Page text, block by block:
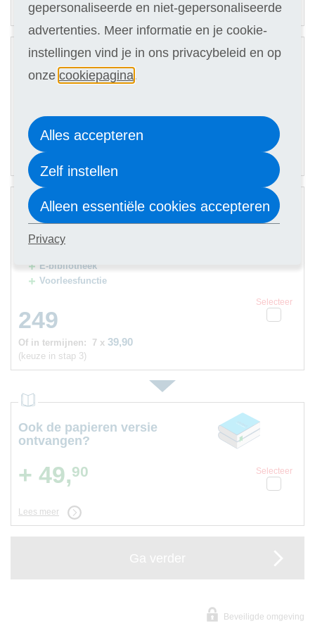
(keuze in stap 3)
Digitale cursus
Hulp docent
229
Of in termijnen:
(keuze in stap 3)
2
Digitale cursus
Hulp docent
E-bibliotheek
Voorleesfunctie
249
Selecteer
Of in termijnen: 7 x 39,90
(keuze in stap 3)
Ook de papieren versie
ontvangen?
Selecteer
+ 49,90
Lees meer
Beveiligde omgeving
gepersonaliseerde en niet-gepersonaliseerde
advertenties. Meer informatie en je cookie-
instellingen vind je in ons privacybeleid en op
onze cookiepagina.
Alles accepteren
Zelf instellen
Alleen essentiële cookies accepteren
Privacy